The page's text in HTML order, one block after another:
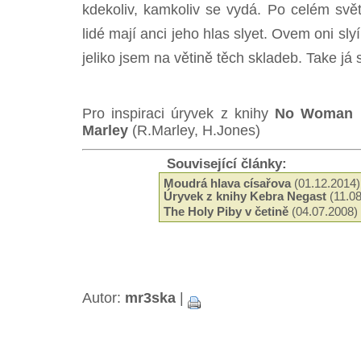
kdekoliv, kamkoliv se vydá. Po celém
lidé mají anci jeho hlas slyet. Ovem oni
jeliko jsem na větině těch skladeb. Take
Pro inspiraci úryvek z knihy No
Marley (R.Marley, H.Jones)
Související články:
Moudrá hlava císařova (01.12.2014)
Úryvek z knihy Kebra Negast
The Holy Piby v četině (04.07.2008)
Autor: mr3ska